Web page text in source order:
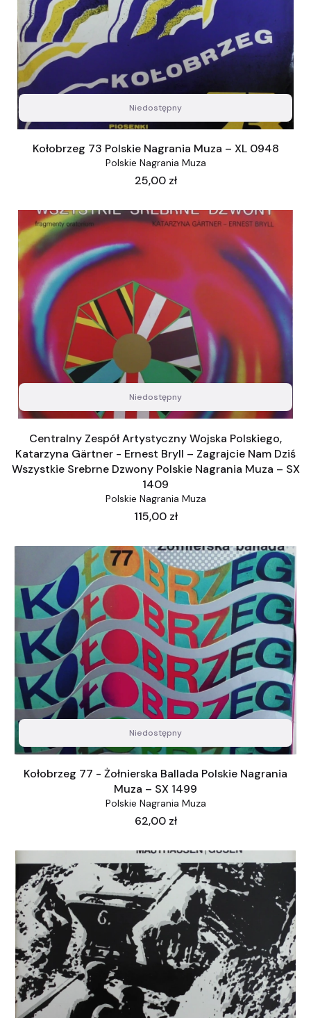
Niedostępny
Kołobrzeg 73 Polskie Nagrania Muza – XL 0948
Polskie Nagrania Muza
Cena
25,00 zł
Niedostępny
Centralny Zespół Artystyczny Wojska Polskiego,
Katarzyna Gärtner - Ernest Bryll – Zagrajcie Nam Dziś
Wszystkie Srebrne Dzwony Polskie Nagrania Muza – SX
1409
Polskie Nagrania Muza
Cena
115,00 zł
Niedostępny
Kołobrzeg 77 - Żołnierska Ballada Polskie Nagrania
Muza – SX 1499
Polskie Nagrania Muza
Cena
62,00 zł